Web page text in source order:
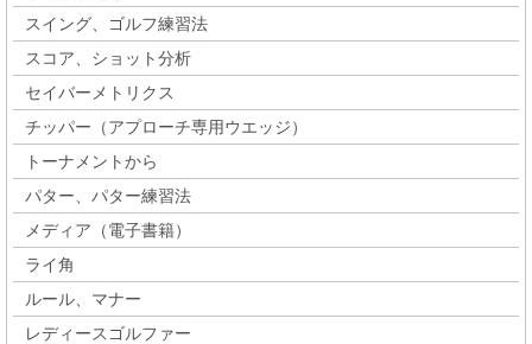
スイング、ゴルフ練習法
スコア、ショット分析
セイバーメトリクス
チッパー（アプローチ専用ウエッジ）
トーナメントから
パター、パター練習法
メディア（電子書籍）
ライ角
ルール、マナー
レディースゴルファー